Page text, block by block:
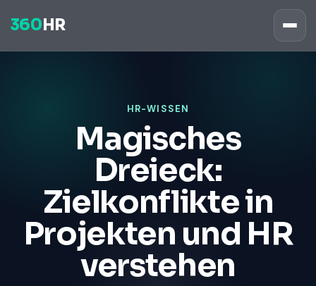
360 HR
HR-WISSEN
Magisches
Dreieck:
Zielkonflikte in
Projekten und HR
verstehen